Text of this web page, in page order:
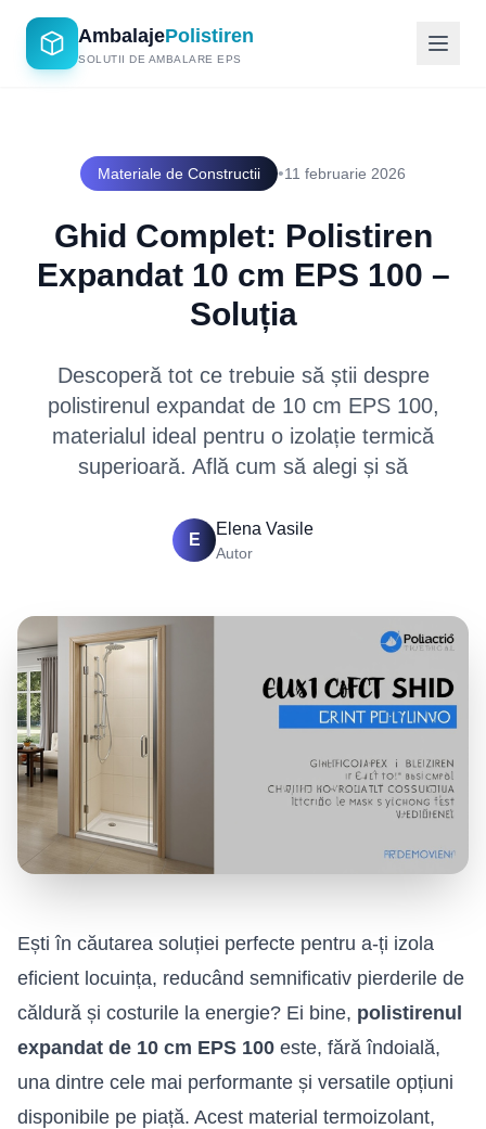
AmbalajePolistiren
SOLUTII DE AMBALARE EPS
Materiale de Constructii •11 februarie 2026
Ghid Complet: Polistiren
Expandat 10 cm EPS 100 –
Soluția
Descoperă tot ce trebuie să știi despre
polistirenul expandat de 10 cm EPS 100,
materialul ideal pentru o izolație termică
superioară. Află cum să alegi și să
E
Elena Vasile
Autor
Ești în căutarea soluției perfecte pentru a-ți izola
eficient locuința, reducând semnificativ pierderile de
căldură și costurile la energie? Ei bine, polistirenul
expandat de 10 cm EPS 100 este, fără îndoială,
una dintre cele mai performante și versatile opțiuni
disponibile pe piață. Acest material termoizolant,